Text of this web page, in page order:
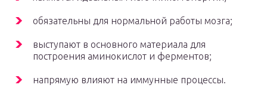
обязательны для нормальной работы мозга;
выступают в основного материала для
построения аминокислот и ферментов;
напрямую влияют на иммунные процессы.